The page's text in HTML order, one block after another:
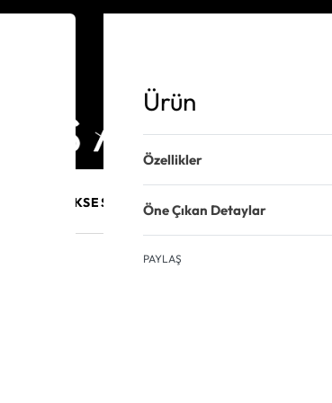
PURO AKSESUARLARI KALEM VE AKSESUAR
Ürün
Özellikler
Öne Çıkan Detaylar
PAYLAŞ